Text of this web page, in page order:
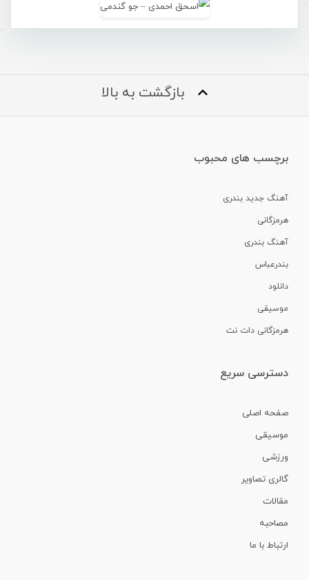
بازگشت به بالا
برچسب های محبوب
آهنگ جدید بندری
هرمزگانی
آهنگ بندری
بندرعباس
دانلود
موسیقی
هرمزگانی دات نت
دسترسی سریع
صفحه اصلی
موسیقی
ورزشی
گالری تصاویر
مقالات
مصاحبه
ارتباط با ما